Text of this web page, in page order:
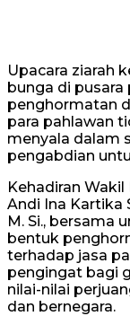
Upacara ziarah
bunga di pusara
penghormatan
para pahlawan
menyala dalam
pengabdian
Kehadiran
Andi Ina Kartika
M. Si., bersama
bentuk
terhadap jasa
pengingat bagi
nilai-nilai
dan bernegara.